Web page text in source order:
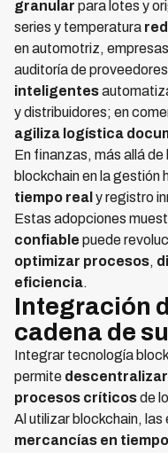
granular para lotes y
series y temperatura
en automotriz,
auditoría de
inteligentes
y distribuidores; en
agiliza logística
En finanzas, más allá
blockchain en la gestión
tiempo real y registro
Estas adopciones
confiable puede
optimizar procesos,
eficiencia.
Integración
cadena de
Integrar tecnología
permite
procesos críticosde
Al utilizar blockchain, las
mercancías en